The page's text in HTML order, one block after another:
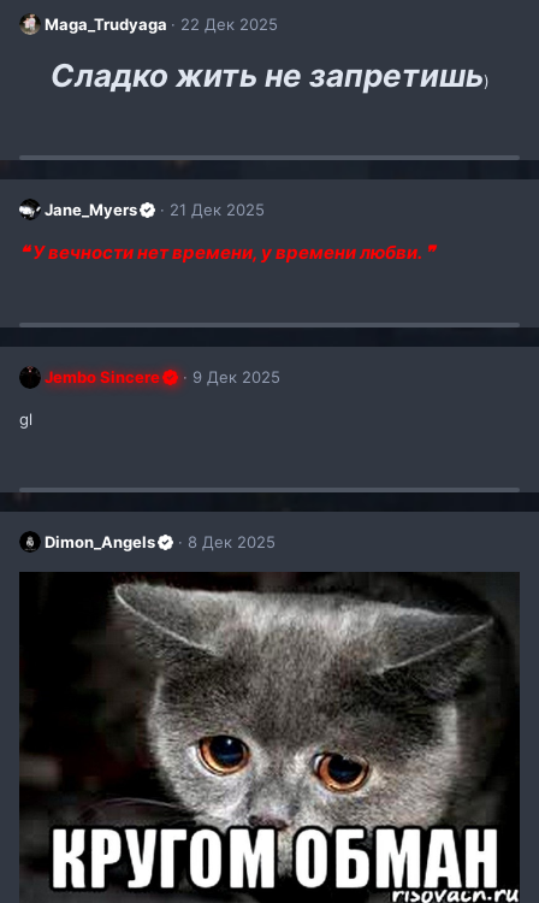
Maga_Trudyaga 22 Дек 2025
Сладко жить не запретишь)​
Jane_Myers 21 Дек 2025
❝ У вечности нет времени, у времени любви. ❞
Jembo Sincere 9 Дек 2025
gl
Dimon_Angels 8 Дек 2025